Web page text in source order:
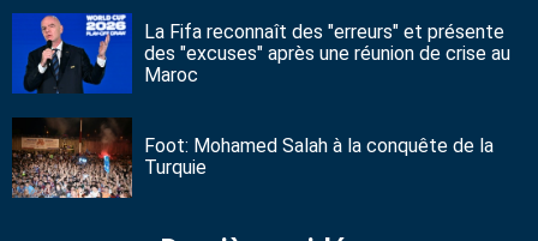
La Fifa reconnaît des "erreurs" et présente
des "excuses" après une réunion de crise au
Maroc
Foot: Mohamed Salah à la conquête de la
Turquie